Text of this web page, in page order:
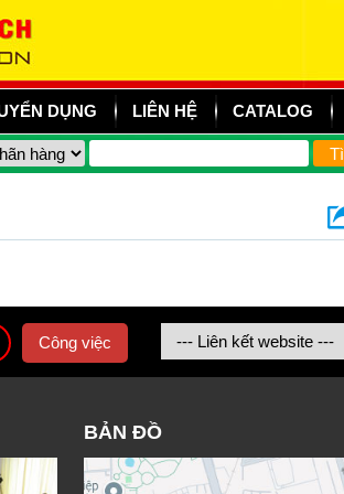
DỤNG LIÊN HỆ CATALOG
Công việc
BẢN ĐỒ